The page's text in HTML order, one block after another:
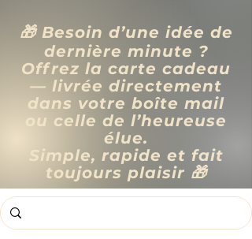
🎁 Besoin d’une idée de
dernière minute ?
Offrez la carte cadeau
— livrée directement
dans votre boîte mail
ou celle de l’heureuse
élue.
Simple, rapide et fait
toujours plaisir 🎁